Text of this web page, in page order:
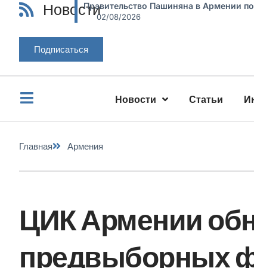
НовостиПравительство Пашиняна в Армении
02/08/2026
Подписаться
Новости Статьи
Главная Армения
ЦИК Армении
предвыборных